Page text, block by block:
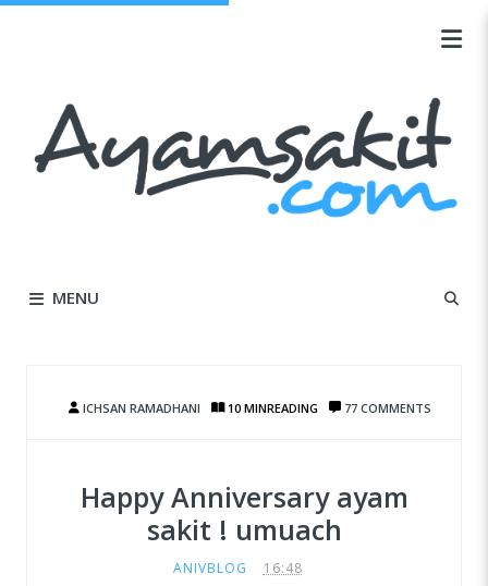
MENU
Happy Anniversary ayam
sakit ! umuach
ANIVBLOG 16:48
ICHSAN RAMADHANI 10 MINREADING 77 COMMENTS